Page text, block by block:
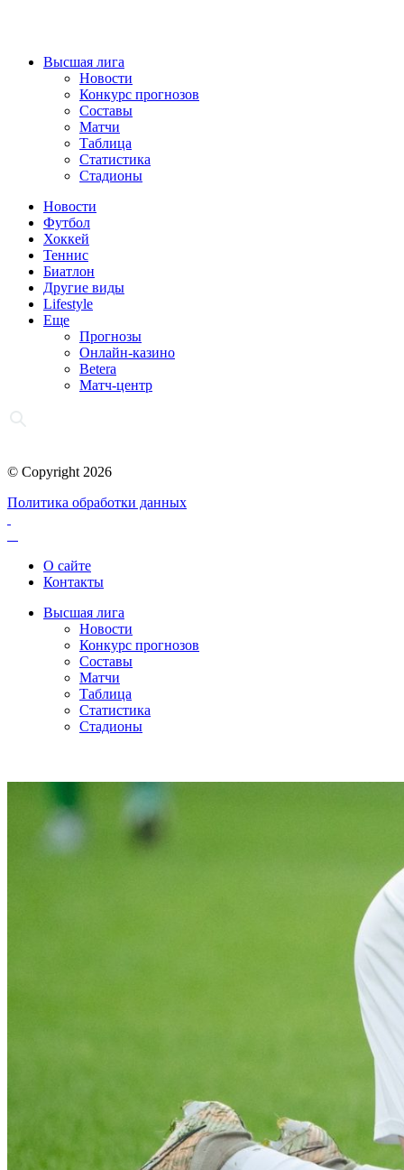
Высшая лига
Новости
Конкурс прогнозов
Составы
Матчи
Таблица
Статистика
Стадионы
Новости
Футбол
Хоккей
Теннис
Биатлон
Другие виды
Lifestyle
Еще
Прогнозы
Онлайн-казино
Betera
Матч-центр
© Copyright 2026
Политика обработки данных
О сайте
Контакты
Высшая лига
Новости
Конкурс прогнозов
Составы
Матчи
Таблица
Статистика
Стадионы